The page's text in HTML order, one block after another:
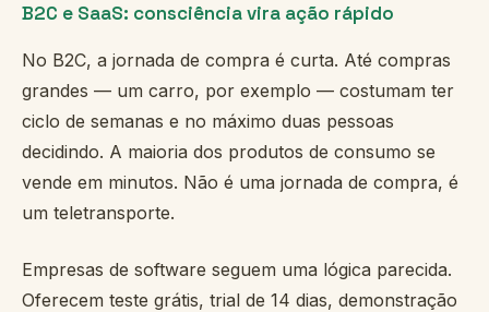
B2C e SaaS: consciência vira ação rápido
No B2C, a jornada de compra é curta. Até compras
grandes — um carro, por exemplo — costumam ter
ciclo de semanas e no máximo duas pessoas
decidindo. A maioria dos produtos de consumo se
vende em minutos. Não é uma jornada de compra, é
um teletransporte.
Empresas de software seguem uma lógica parecida.
Oferecem teste grátis, trial de 14 dias, demonstração